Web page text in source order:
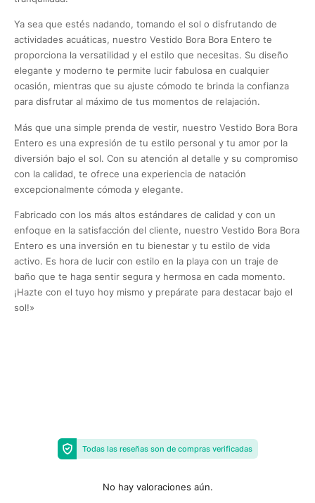
Ya sea que estés nadando, tomando el sol o disfrutando de
actividades acuáticas, nuestro Vestido Bora Bora Entero te
proporciona la versatilidad y el estilo que necesitas. Su diseño
elegante y moderno te permite lucir fabulosa en cualquier
ocasión, mientras que su ajuste cómodo te brinda la confianza
para disfrutar al máximo de tus momentos de relajación.
Más que una simple prenda de vestir, nuestro Vestido Bora Bora
Entero es una expresión de tu estilo personal y tu amor por la
diversión bajo el sol. Con su atención al detalle y su compromiso
con la calidad, te ofrece una experiencia de natación
excepcionalmente cómoda y elegante.
Fabricado con los más altos estándares de calidad y con un
enfoque en la satisfacción del cliente, nuestro Vestido Bora Bora
Entero es una inversión en tu bienestar y tu estilo de vida
activo. Es hora de lucir con estilo en la playa con un traje de
baño que te haga sentir segura y hermosa en cada momento.
¡Hazte con el tuyo hoy mismo y prepárate para destacar bajo el
sol!»
Todas las reseñas son de compras verificadas
No hay valoraciones aún.